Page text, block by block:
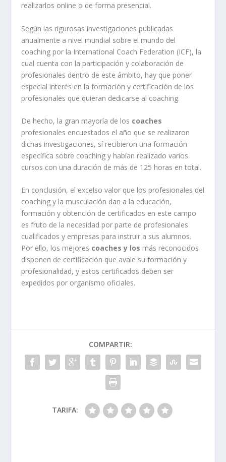
realizarlos online o de forma presencial.
Según las rigurosas investigaciones publicadas
anualmente a nivel mundial sobre el mundo del
coaching por la International Coach Federation (ICF), la
cual cuenta con la participación y colaboración de
profesionales dentro de este ámbito, hay que poner
especial interés en la formación y certificación de los
profesionales que quieran dedicarse al coaching.
De hecho, la gran mayoría de los coaches
profesionales encuestados el año que se realizaron
dichas investigaciones, sí recibieron una formación
específica sobre coaching y habían realizado varios
cursos con una duración de más de 125 horas en total.
En conclusión, el excelso valor que los profesionales del
coaching y la musculación dan a la educación,
formación y obtención de certificados en este campo
es fruto de la necesidad por parte de profesionales
cualificados y empresas para instruir a sus alumnos.
Por ello, los mejores coaches y los más reconocidos
disponen de certificación que avale su formación y
profesionalidad, y estos certificados deben ser
expedidos por organismo oficiales.
COMPARTIR:
TARIFA: